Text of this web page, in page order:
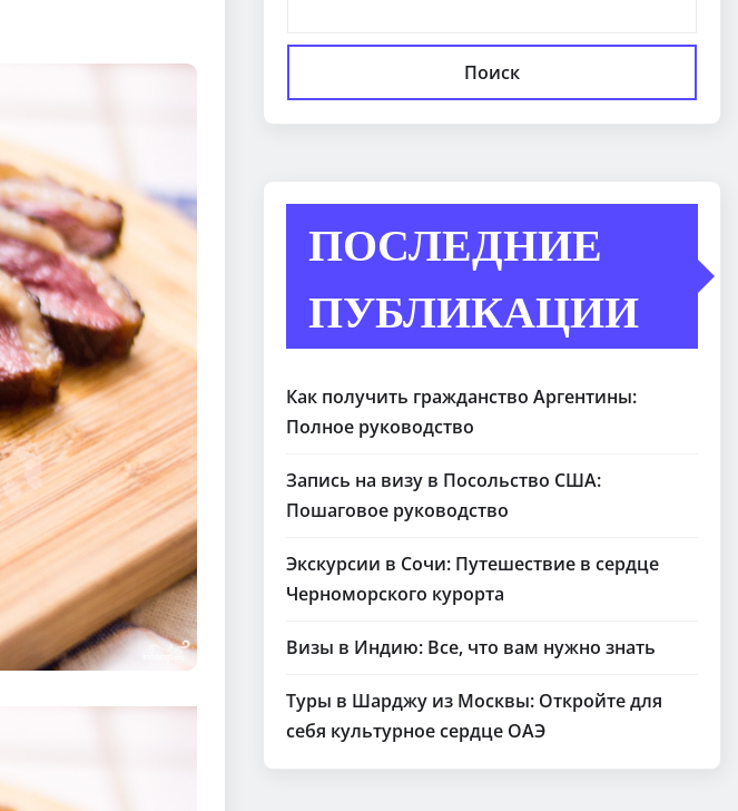
Поиск
ПОСЛЕДНИЕ
ПУБЛИКАЦИИ
Как получить гражданство Аргентины:
Полное руководство
Запись на визу в Посольство США:
Пошаговое руководство
Экскурсии в Сочи: Путешествие в сердце
Черноморского курорта
Визы в Индию: Все, что вам нужно знать
Туры в Шарджу из Москвы: Откройте для
себя культурное сердце ОАЭ